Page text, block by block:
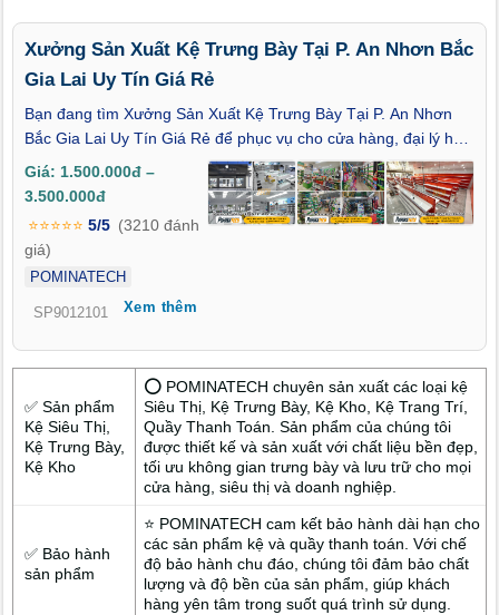
Xưởng Sản Xuất Kệ Trưng Bày Tại P. An Nhơn Bắc
Gia Lai Uy Tín Giá Rẻ
Bạn đang tìm Xưởng Sản Xuất Kệ Trưng Bày Tại P. An Nhơn
Bắc Gia Lai Uy Tín Giá Rẻ để phục vụ cho cửa hàng, đại lý hay
điểm kinh doanh tại khu vực phía Bắc An Nhơn? Giữa rất nhiều
đơn vị cung cấp trên thị trường, việc lựa chọn đúng xưởng sản
xuất trực tiếp vừa đảm bảo chất lượng kệ, vừa kiểm soát tốt chi
phí luôn là mối quan tâm hàng đầu của các chủ kinh doanh.
Hiểu rõ nhu cầu đó, POMINATECH đang được đánh giá là
xưởng sản xuất kệ trưng bày được nhiều khách hàng tại P. An
Nhơn Bắc – Gia Lai ưu tiên lựa chọn, nhờ quy trình sản xuất
Giá: 1.500.000đ –
3.500.000đ
⭐⭐⭐⭐⭐ 5/5 (3210 đánh
giá)
POMINATECH
SP9012101 Xem thêm
✅ Sản phẩm
Kệ Siêu Thị,
Kệ Trưng Bày,
Kệ Kho
⭕ POMINATECH chuyên sản xuất các loại kệ
Siêu Thị, Kệ Trưng Bày, Kệ Kho, Kệ Trang Trí,
Quầy Thanh Toán. Sản phẩm của chúng tôi
được thiết kế và sản xuất với chất liệu bền đẹp,
tối ưu không gian trưng bày và lưu trữ cho mọi
cửa hàng, siêu thị và doanh nghiệp.
✅ Bảo hành
sản phẩm
⭐ POMINATECH cam kết bảo hành dài hạn cho
các sản phẩm kệ và quầy thanh toán. Với chế
độ bảo hành chu đáo, chúng tôi đảm bảo chất
lượng và độ bền của sản phẩm, giúp khách
hàng yên tâm trong suốt quá trình sử dụng.